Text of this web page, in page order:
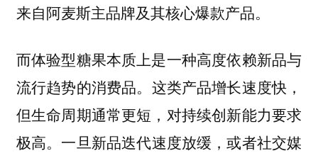
来自阿麦斯主品牌及其核心爆款产品。
而体验型糖果本质上是一种高度依赖新品与
流行趋势的消费品。 这类产品增长速度快，
但生命周期通常更短，对持续创新能力要求
极高。 一旦新品迭代速度放缓，或者社交媒